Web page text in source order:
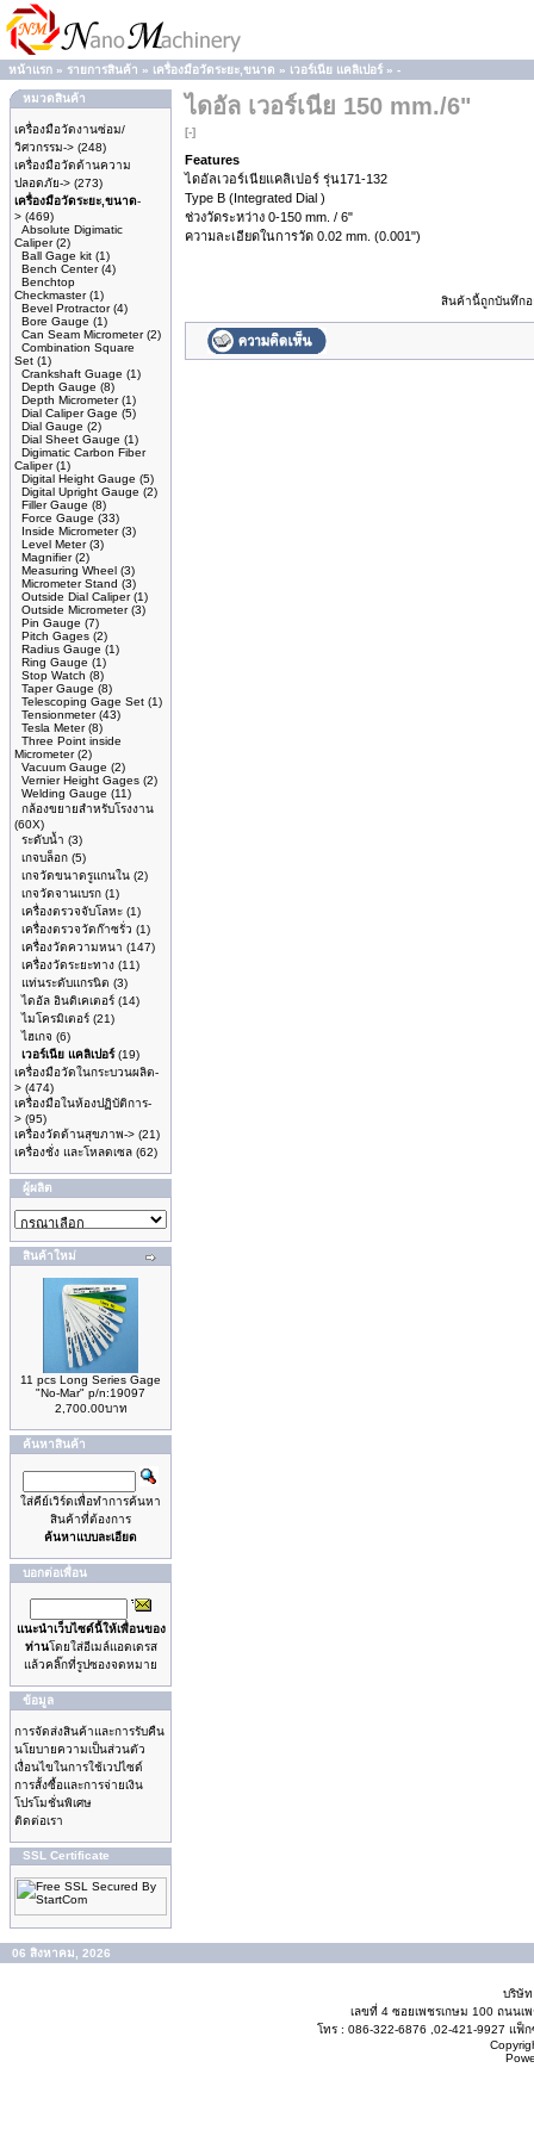
หน้าแรก » รายการสินค้า » เครื่องมือวัดระยะ,ขนาด » เวอร์เนีย แคลิเปอร์ » -
หมวดสินค้า
เครื่องมือวัดงานซ่อม/
วิศวกรรม-> (248)
เครื่องมือวัดด้านความ
ปลอดภัย-> (273)
เครื่องมือวัดระยะ,ขนาด-
> (469)
Absolute Digimatic
Caliper(2)
Ball Gage kit (1)
Bench Center(4)
Benchtop
Checkmaster(1)
Bevel Protractor(4)
Bore Gauge (1)
Can Seam Micrometer(2)
Combination Square
Set (1)
Crankshaft Guage (1)
Depth Gauge (8)
Depth Micrometer(1)
Dial Caliper Gage (5)
Dial Gauge (2)
Dial Sheet Gauge (1)
Digimatic Carbon Fiber
Caliper(1)
Digital Height Gauge (5)
Digital Upright Gauge (2)
Filler Gauge (8)
Force Gauge (33)
Inside Micrometer(3)
Level Meter(3)
Magnifier(2)
Measuring Wheel (3)
Micrometer Stand (3)
Outside Dial Caliper(1)
Outside Micrometer(3)
Pin Gauge (7)
Pitch Gages (2)
Radius Gauge (1)
Ring Gauge (1)
Stop Watch (8)
Taper Gauge (8)
Telescoping Gage Set (1)
Tensionmeter(43)
Tesla Meter(8)
Three Point inside
Micrometer(2)
Vacuum Gauge (2)
Vernier Height Gages (2)
Welding Gauge (11)
กล้องขยายสำหรับโรงงาน
(60X)
ระดับน้ำ (3)
เกจบล็อก (5)
เกจวัดขนาดรูแกนใน (2)
เกจวัดจานเบรก (1)
เครื่องตรวจจับโลหะ (1)
เครื่องตรวจวัดก๊าซรั่ว (1)
เครื่องวัดความหนา (147)
เครื่องวัดระยะทาง (11)
แท่นระดับแกรนิต (3)
ไดอัล อินดิเคเตอร์ (14)
ไมโครมิเตอร์ (21)
ไฮเกจ (6)
เวอร์เนีย แคลิเปอร์(19)
เครื่องมือวัดในกระบวนผลิต-
> (474)
เครื่องมือในห้องปฏิบัติการ-
> (95)
เครื่องวัดด้านสุขภาพ-> (21)
เครื่องชั่ง และโหลดเซล (62)
ผู้ผลิต
สินค้าใหม่
11 pcs Long Series Gage
"No-Mar" p/n:19097
2,700.00บาท
ค้นหาสินค้า
ใส่คีย์เวิร์ดเพื่อทำการค้นหา
สินค้าที่ต้องการ
ค้นหาแบบละเอียด
บอกต่อเพื่อน
แนะนำเว็บไซด์นี้ให้เพื่อนของ
ท่านโดยใส่อีเมล์แอดเดรส
แล้วคลิ๊กที่รูปซองจดหมาย
ข้อมูล
การจัดส่งสินค้าและการรับคืน
นโยบายความเป็นส่วนตัว
เงื่อนไขในการใช้เวปไซด์
การสั้งซื้อและการจ่ายเงิน
โปรโมชั่นพิเศษ
ติดต่อเรา
SSL Certificate
ไดอัล เวอร์เนีย 150 mm./6"
[-]
Features
ไดอัลเวอร์เนียแคลิเปอร์ รุ่น171-132
Type B (Integrated Dial )
ช่วงวัดระหว่าง 0-150 mm. / 6"
ความละเอียดในการวัด 0.02 mm. (0.001")
สินค้านี้ถูกบันทึกอ
06 สิงหาคม, 2026
บริษั
เลขที่ 4 ซอยเพชรเกษม 100 ถนนเ
โทร : 086-322-6876 ,02-421-9927 แฟ็